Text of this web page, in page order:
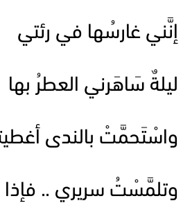
إنَّني غارسُها في رئتي
ليلةٌ سَاهَرني العطرُ بها
واسْتَحمَّتْ بالندى
وتلمَّسْتُ سريري .. فإذا